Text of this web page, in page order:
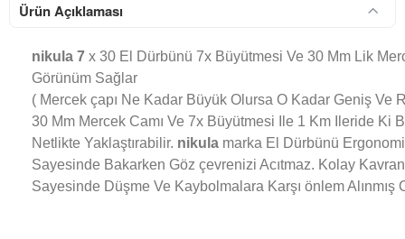
Ürün Açıklaması
nikula 7 x 30 El Dürbünü 7x Büyütmesi Ve 30 Mm Lik
Görünüm Sağlar
( Mercek çapı Ne Kadar Büyük Olursa O Kadar Geniş Ve
30 Mm Mercek Camı Ve 7x Büyütmesi Ile 1 Km Ileride Ki
Netlikte Yaklaştırabilir. nikula marka El Dürbünü
Sayesinde Bakarken Göz çevrenizi Acıtmaz. Kolay
Sayesinde Düşme Ve Kaybolmalara Karşı önlem Alınmış